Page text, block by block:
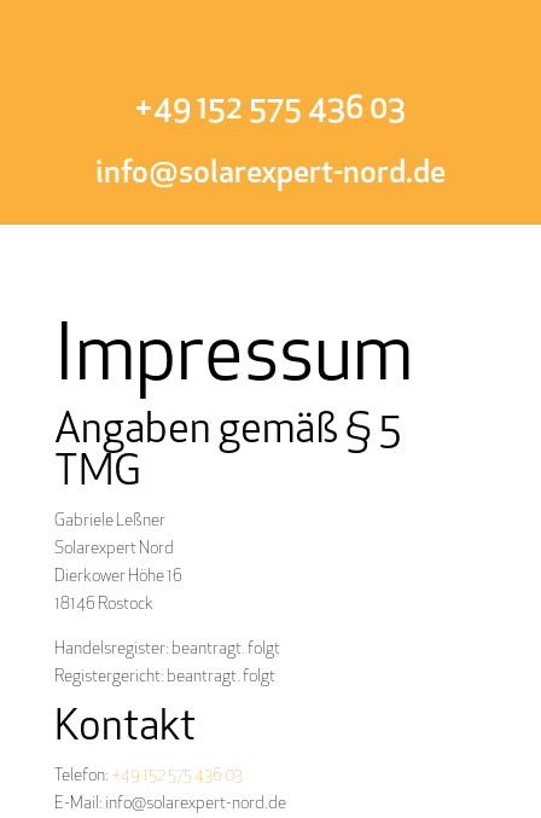
+49 152 575 436 03
info@solarexpert-nord.de
Impressum
Angaben gemäß § 5
TMG
Gabriele Leßner
Solarexpert Nord
Dierkower Höhe 16
18146 Rostock
Handelsregister: beantragt. folgt
Registergericht: beantragt. folgt
Kontakt
Telefon: +49 152 575 436 03
E-Mail: info@solarexpert-nord.de